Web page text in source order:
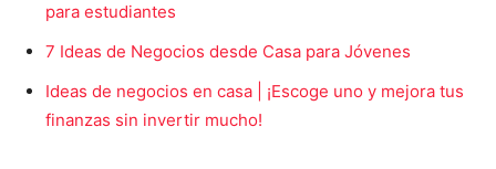
para estudiantes
7 Ideas de Negocios desde Casa para Jóvenes
Ideas de negocios en casa | ¡Escoge uno y mejora tus
finanzas sin invertir mucho!